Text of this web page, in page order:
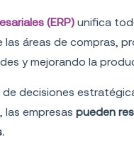
(ERP) unifica
áreas de compras,
y mejorando la
decisiones
las empresas pueden